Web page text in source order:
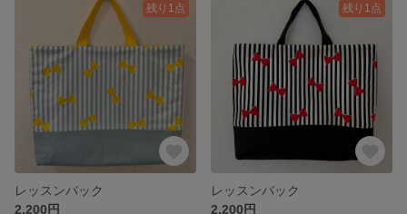
残り1点
レッスンバック
2,200円
残り1点
レッスンバック
2,200円